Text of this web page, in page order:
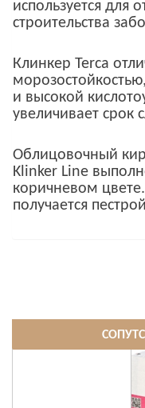
используется для
строительства
Клинкер Terca
и высокой
увеличивает срок
Облицовочный
Klinker Line
коричневом
получается